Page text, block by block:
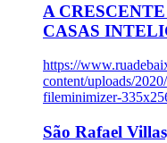
A
CASAS
https://
content/uploads/
fileminimizer-
São Rafael